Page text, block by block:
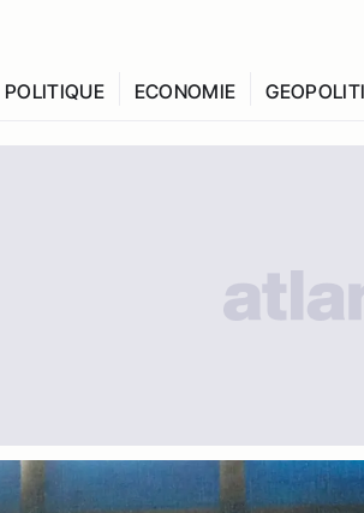
POLITIQUE ECONOMIE